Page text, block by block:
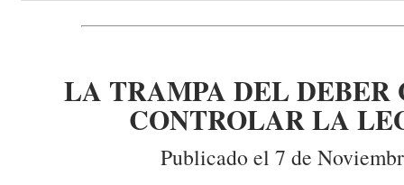
LA TRAMPA DEL DEBER
CONTROLAR LA
Publicado el 7 de